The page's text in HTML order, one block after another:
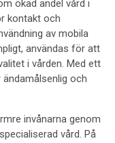
ökad andel vård i
kontakt och
av mobila
användas för att
i vården. Med ett
och
invånarna genom
vård. På